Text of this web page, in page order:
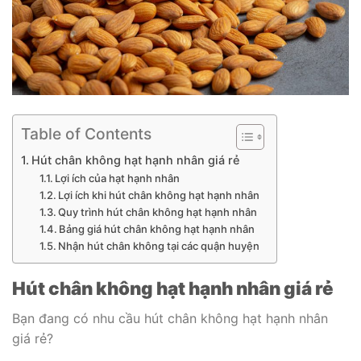
Table of Contents
Hút chân không hạt hạnh nhân giá rẻ
Lợi ích của hạt hạnh nhân
Lợi ích khi hút chân không hạt hạnh nhân
Quy trình hút chân không hạt hạnh nhân
Bảng giá hút chân không hạt hạnh nhân
Nhận hút chân không tại các quận huyện
Hút chân không hạt hạnh nhân giá rẻ
Bạn đang có nhu cầu hút chân không hạt hạnh nhân
giá rẻ?